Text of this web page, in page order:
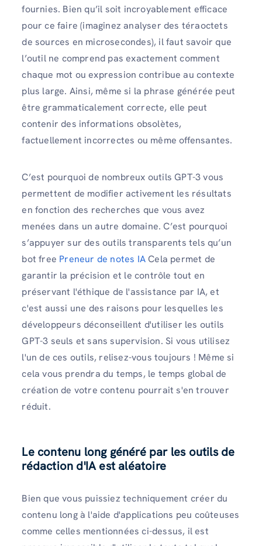
fournies. Bien qu’il soit incroyablement efficace
pour ce faire (imaginez analyser des téraoctets
de sources en microsecondes), il faut savoir que
l’outil ne comprend pas exactement comment
chaque mot ou expression contribue au contexte
plus large. Ainsi, même si la phrase générée peut
être grammaticalement correcte, elle peut
contenir des informations obsolètes,
factuellement incorrectes ou même offensantes.
C’est pourquoi de nombreux outils GPT-3 vous
permettent de modifier activement les résultats
en fonction des recherches que vous avez
menées dans un autre domaine. C’est pourquoi
s’appuyer sur des outils transparents tels qu’un
bot free Preneur de notes IACela permet de
garantir la précision et le contrôle tout en
préservant l'éthique de l'assistance par IA, et
c'est aussi une des raisons pour lesquelles les
développeurs déconseillent d'utiliser les outils
GPT-3 seuls et sans supervision. Si vous utilisez
l'un de ces outils, relisez-vous toujours ! Même si
cela vous prendra du temps, le temps global de
création de votre contenu pourrait s'en trouver
réduit.
Le contenu long généré par les outils de
rédaction d'IA est aléatoire
Bien que vous puissiez techniquement créer du
contenu long à l'aide d'applications peu coûteuses
comme celles mentionnées ci-dessus, il est